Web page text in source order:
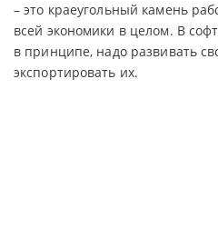
– это краеугольный камень
всей экономики в целом. В
в принципе, надо развивать
экспортировать их.